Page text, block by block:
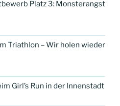
Platz 3: Monsterangst
Triathlon – Wir holen wieder
Girl’s Run in der Innenstadt